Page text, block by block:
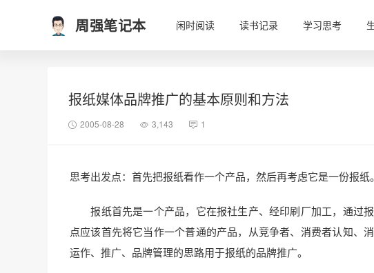
周强笔记本 闲时阅读 读书记录 学习思考
报纸媒体品牌推广的基本原则和方法
2005-08-28 3,143 1
思考出发点：首先把报纸看作一个产品，然后再考虑它是一份报纸。
报纸首先是一个产品，它在报社生产、经印刷厂加工，通过
点应该首先将它当作一个普通的产品，从竞争者、消费者认知、
运作、推广、品牌管理的思路用于报纸的品牌推广。